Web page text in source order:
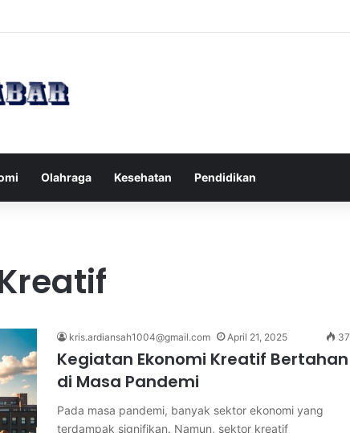
Tips Puasa untuk Kesehatan Optimal
Olahraga Kesehatan Pendidikan
kris.ardiansah1004@gmail.com April 21, 2025 37
Kegiatan Ekonomi Kreatif Bertahan
di Masa Pandemi
Pada masa pandemi, banyak sektor ekonomi yang
terdampak signifikan. Namun, sektor kreatif